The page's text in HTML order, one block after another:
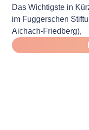
Das Wichtigste in
im Fuggerschen
Aichach-Friedberg),